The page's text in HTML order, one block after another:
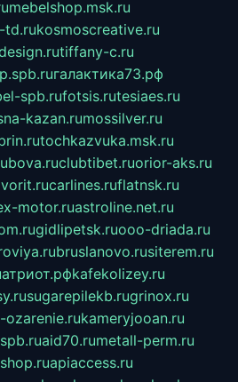
mebelshop.msk.ru
td.rukosmoscreative.ru
tiffany-c.ru
галактика73.рф
spb.rufotsis.rutesiaes.ru
kazan.rumossilver.ru
tochkazvuka.msk.ru
clubtibet.ruorior-aks.ru
carlines.ruflatnsk.ru
motor.ruastroline.net.ru
gidlipetsk.ruooo-driada.ru
bruslanovo.rusiterem.ru
kafekolizey.ru
sugarepilekb.rugrinox.ru
ozarenie.rukameryjooan.ru
aid70.rumetall-perm.ru
apiaccess.ru